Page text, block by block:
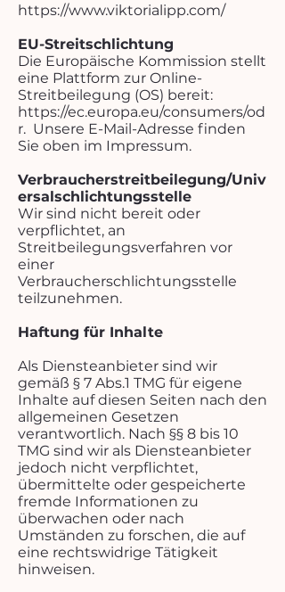
https://www.viktorialipp.com/
EU-Streitschlichtung
Die Europäische Kommission stellt
eine Plattform zur Online-
Streitbeilegung (OS) bereit:
https://ec.europa.eu/consumers/od
r. Unsere E-Mail-Adresse finden
Sie oben im Impressum.
Verbraucherstreitbeilegung/Univ
ersalschlichtungsstelle
Wir sind nicht bereit oder
verpflichtet, an
Streitbeilegungsverfahren vor
einer
Verbraucherschlichtungsstelle
teilzunehmen.
Haftung für Inhalte
Als Diensteanbieter sind wir
gemäß § 7 Abs.1 TMG für eigene
Inhalte auf diesen Seiten nach den
allgemeinen Gesetzen
verantwortlich. Nach §§ 8 bis 10
TMG sind wir als Diensteanbieter
jedoch nicht verpflichtet,
übermittelte oder gespeicherte
fremde Informationen zu
überwachen oder nach
Umständen zu forschen, die auf
eine rechtswidrige Tätigkeit
hinweisen.